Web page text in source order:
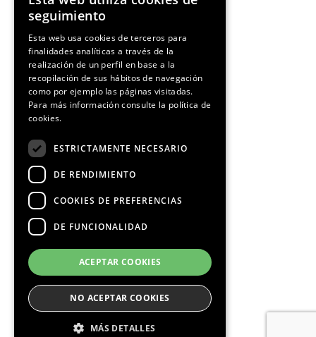
Media Partners
ENGLISH
seguimiento
Esta web usa cookies de terceros para
finalidades analíticas a través de la
realización de un perfil en base a la
recopilación de sus hábitos de navegación
como por ejemplo las páginas visitadas.
Para más información consulte la política de
cookies.
ESTRICTAMENTE NECESARIO
DE RENDIMIENTO
COOKIES DE PREFERENCIAS
DE FUNCIONALIDAD
ACEPTAR COOKIES
NO ACEPTAR COOKIES
MÁS DETALLES